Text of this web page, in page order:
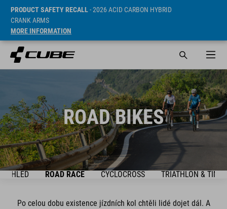
PRODUCT SAFETY RECALL- 2026 ACID CARBON HYBRID
CRANK ARMS
MORE INFORMATION
ROAD BIKES
ROAD RACE CYCLOCROSS TRIATHLON & TIME
Po celou dobu existence jízdních kol chtěli lidé dojet dál. A